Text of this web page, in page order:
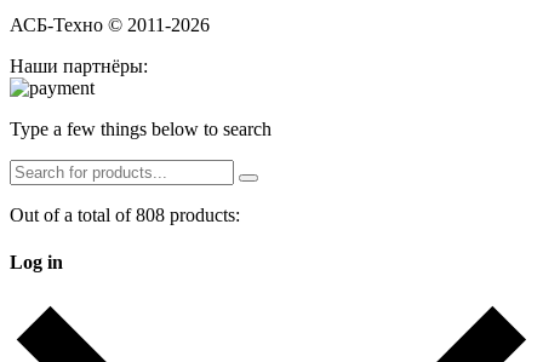
АСБ-Техно © 2011-2026
Наши партнёры:
Type a few things below to search
Out of a total of 808 products:
Log in